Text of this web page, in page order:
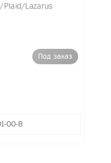
Plaid/Lazarus
Под заказ
00-B